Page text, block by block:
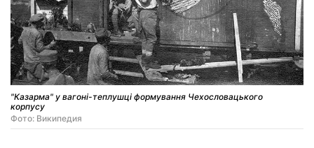
"Казарма" у вагоні-теплушці формування Чехословацького
корпусу
Фото: Википедия